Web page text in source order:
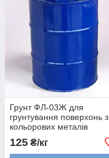
Грунт ФЛ-03Ж для
грунтування поверхонь з
кольорових металів
125 ₴/кг